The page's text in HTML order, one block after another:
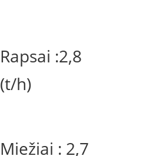
Rapsai :2,8
(t/h)
Miežiai : 2,7